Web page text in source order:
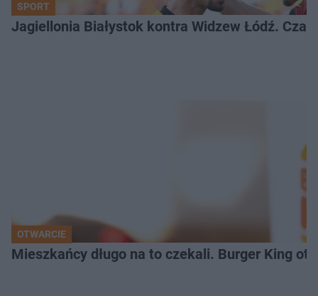
SPORT
Jagiellonia Białystok kontra Widzew Łódź.
OTWARCIE
Mieszkańcy długo na to czekali. Burger King